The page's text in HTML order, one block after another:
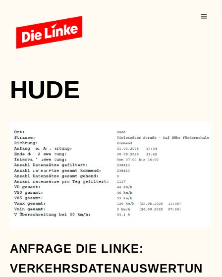
HUDE
01
AUG.
ANFRAGE DIE LINKE:
VERKEHRSDATENAUSWERTUN